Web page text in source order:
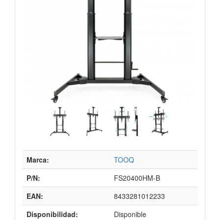
Marca:
TOOQ
P/N:
FS20400HM-B
EAN:
8433281012233
Disponibilidad:
Disponible